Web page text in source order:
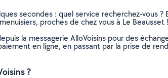
secondes : quel service recherchez-vous
proches de chez vous à Le
la messagerie AlloVoisins pour des
en ligne, en passant par la prise de
?